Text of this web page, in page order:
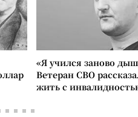
«Я учился заново
Ветеран СВО
жить с